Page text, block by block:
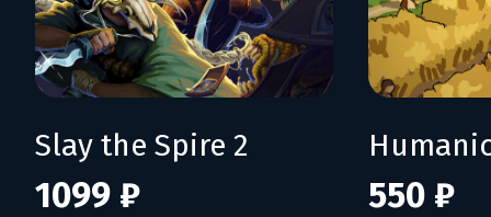
Slay the Spire 2
1099 ₽ 550 ₽